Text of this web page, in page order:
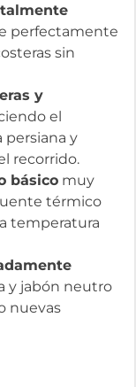
perfectamente
sin
y
el
persiana y
recorrido.
básico muy
térmico
temperatura
y jabón neutro
nuevas